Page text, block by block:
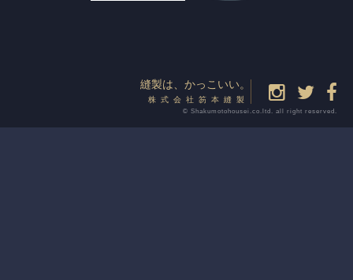
縫製は、かっこいい。
株式会社笏本縫製
© Shakumotohousei.co.ltd. all right reserved.